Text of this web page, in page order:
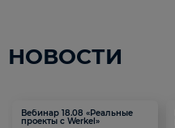
НОВОСТИ
Вебинар 18.08 «Реальные
проекты с Werkel»